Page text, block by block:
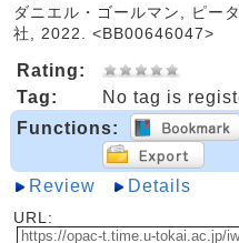
ダニエル・ゴールマン, ピー
社, 2022. <BB00646047>
Rating:
Tag:
No tag is
Functions:
Review Details
URL: